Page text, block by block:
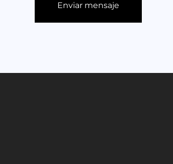
Enviar mensaje